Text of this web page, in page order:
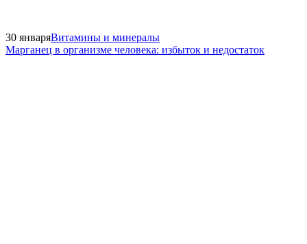
30 январяВитамины и минералы
Марганец в организме человека: избыток и недостаток